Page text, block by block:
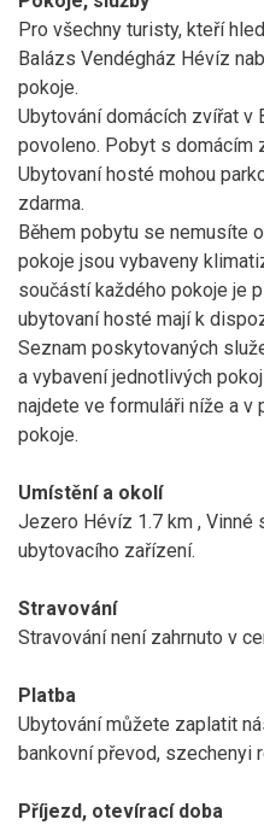
Pro všechny turisty, kteří
Balázs Vendégház Hévíz
pokoje.
Ubytování domácích zvířat v
povoleno. Pobyt s domácím
Ubytovaní hosté mohou
zdarma.
Během pobytu se nemusíte
pokoje jsou vybaveny
součástí každého pokoje je
ubytovaní hosté mají k
Seznam poskytovaných
a vybavení jednotlivých
najdete ve formuláři níže a
pokoje.
Umístění a okolí
Jezero Hévíz 1.7 km , Vinné
ubytovacího zařízení.
Stravování
Stravování není zahrnuto v
Platba
Ubytování můžete zaplatit
bankovní převod, szechenyi
Příjezd, otevírací doba